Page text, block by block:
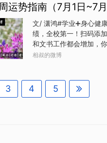
运势指南（7月1日~7月
文/ 潇鸿#学业➕身心健
绩，全校第一！扫码添
和文书工作都会增加，
和同事都能看到你们的
朋友聚，说不定能碰上
理的问题，工作上的压
相叔的微博
3 4 5